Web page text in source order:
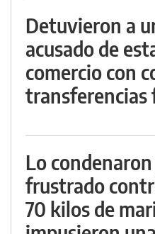
Detuvieron a
acusado de
comercio con
transferencias
Lo
frustrado
70 kilos de